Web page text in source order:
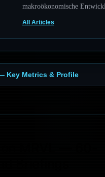
makroökonomische
All Articles
Key Metrics & Profile